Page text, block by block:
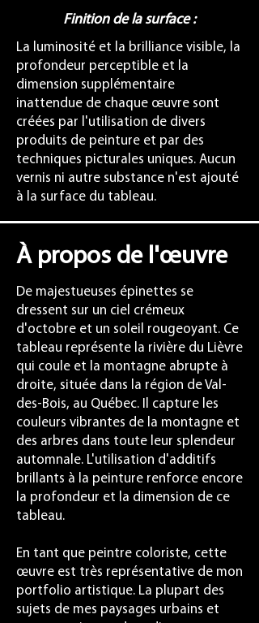
Finition de la surface :
La luminosité et la brilliance visible, la
profondeur perceptible et la
dimension supplémentaire
inattendue de chaque œuvre sont
créées par l'utilisation de divers
produits de peinture et par des
techniques picturales uniques. Aucun
vernis ni autre substance n'est ajouté
à la surface du tableau.
À propos de l'œuvre
De majestueuses épinettes se
dressent sur un ciel crémeux
d'octobre et un soleil rougeoyant. Ce
tableau représente la rivière du Lièvre
qui coule et la montagne abrupte à
droite, située dans la région de Val-
des-Bois, au Québec. Il capture les
couleurs vibrantes de la montagne et
des arbres dans toute leur splendeur
automnale. L'utilisation d'additifs
brillants à la peinture renforce encore
la profondeur et la dimension de ce
tableau.
En tant que peintre coloriste, cette
œuvre est très représentative de mon
portfolio artistique. La plupart des
sujets de mes paysages urbains et